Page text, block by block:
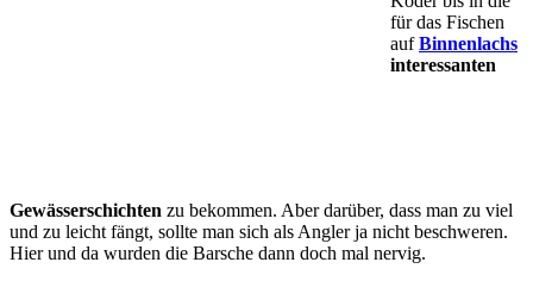
für das Fischen
aufBinnenlachs
interessanten
Gewässerschichten zu bekommen. Aber darüber, dass man zu viel
und zu leicht fängt, sollte man sich als Angler ja nicht beschweren.
Hier und da wurden die Barsche dann doch mal nervig.